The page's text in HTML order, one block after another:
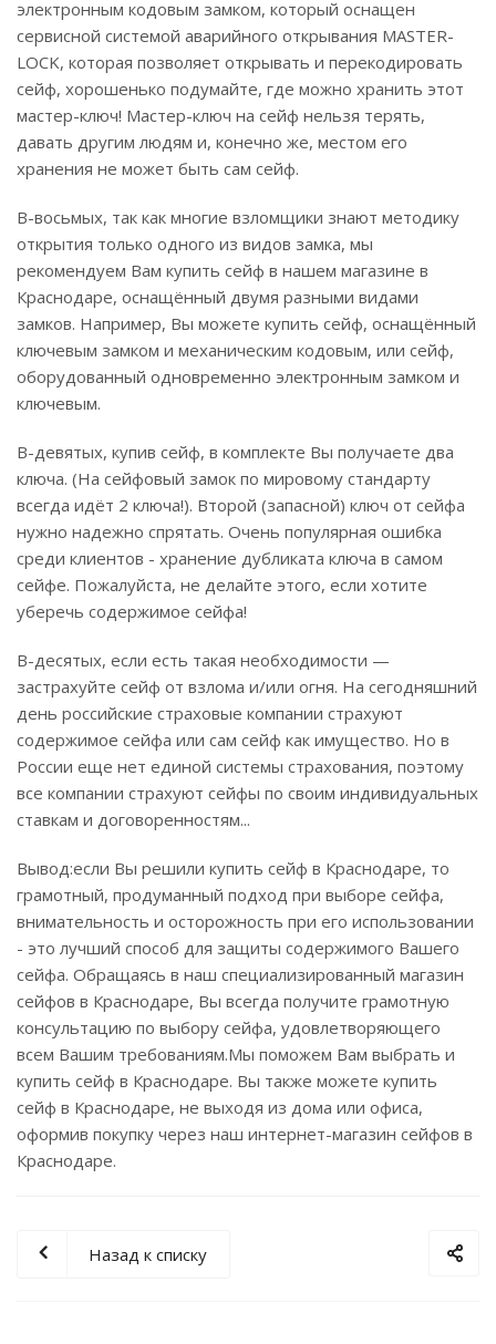
электронным кодовым замком, который оснащен
сервисной системой аварийного открывания MASTER-
LOCK, которая позволяет открывать и перекодировать
сейф, хорошенько подумайте, где можно хранить этот
мастер-ключ! Мастер-ключ на сейф нельзя терять,
давать другим людям и, конечно же, местом его
хранения не может быть сам сейф.
В-восьмых, так как многие взломщики знают методику
открытия только одного из видов замка, мы
рекомендуем Вам купить сейф в нашем магазине в
Краснодаре, оснащённый двумя разными видами
замков. Например, Вы можете купить сейф, оснащённый
ключевым замком и механическим кодовым, или сейф,
оборудованный одновременно электронным замком и
ключевым.
В-девятых, купив сейф, в комплекте Вы получаете два
ключа. (На сейфовый замок по мировому стандарту
всегда идёт 2 ключа!). Второй (запасной) ключ от сейфа
нужно надежно спрятать. Очень популярная ошибка
среди клиентов - хранение дубликата ключа в самом
сейфе. Пожалуйста, не делайте этого, если хотите
уберечь содержимое сейфа!
В-десятых, если есть такая необходимости —
застрахуйте сейф от взлома и/или огня. На сегодняшний
день российские страховые компании страхуют
содержимое сейфа или сам сейф как имущество. Но в
России еще нет единой системы страхования, поэтому
все компании страхуют сейфы по своим индивидуальных
ставкам и договоренностям...
Вывод:если Вы решили купить сейф в Краснодаре, то
грамотный, продуманный подход при выборе сейфа,
внимательность и осторожность при его использовании
- это лучший способ для защиты содержимого Вашего
сейфа. Обращаясь в наш специализированный магазин
сейфов в Краснодаре, Вы всегда получите грамотную
консультацию по выбору сейфа, удовлетворяющего
всем Вашим требованиям.Мы поможем Вам выбрать и
купить сейф в Краснодаре. Вы также можете купить
сейф в Краснодаре, не выходя из дома или офиса,
оформив покупку через наш интернет-магазин сейфов в
Краснодаре.
Назад к списку